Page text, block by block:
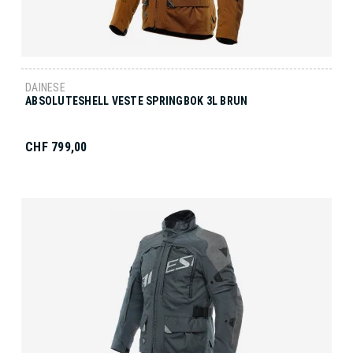
DAINESE
ABSOLUTESHELL VESTE SPRINGBOK 3L BRUN
CHF 799,00